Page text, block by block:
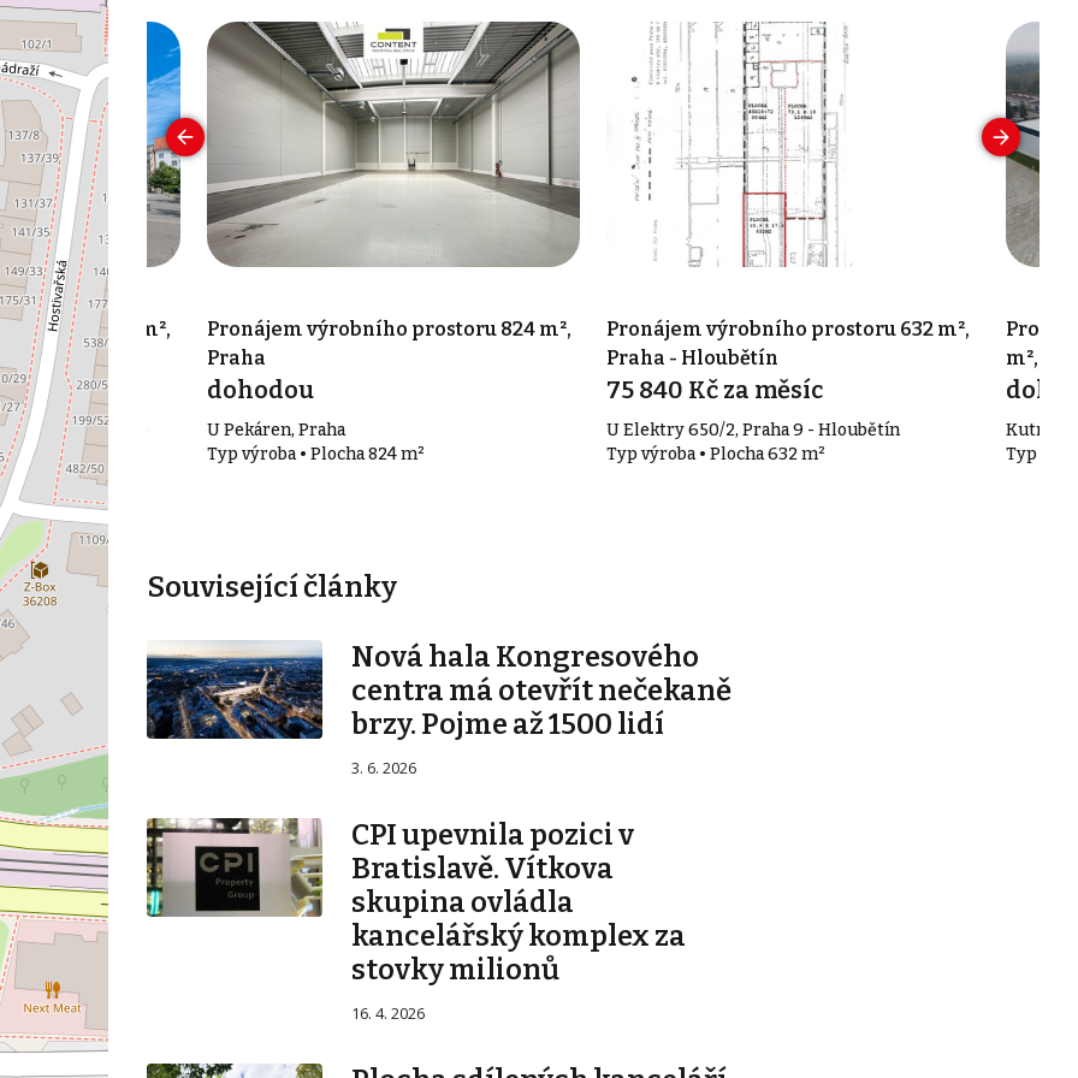
prostoru 250 m²,
7 - Holešovice
Pronájem výrobního prostoru 824 m²,
Praha
dohodou
U Pekáren, Praha
Typ výroba • Plocha 824 m²
Pronájem výrobního prostoru 632 m²,
Praha - Hloubětín
75 840 Kč za měsíc
U Elektry 650/2, Praha 9 - Hloubětín
Typ výroba • Plocha 632 m²
m²,
Typ
Související články
Nová hala Kongresového
centra má otevřít nečekaně
brzy. Pojme až 1500 lidí
3. 6. 2026
CPI upevnila pozici v
Bratislavě. Vítkova
skupina ovládla
kancelářský komplex za
stovky milionů
16. 4. 2026